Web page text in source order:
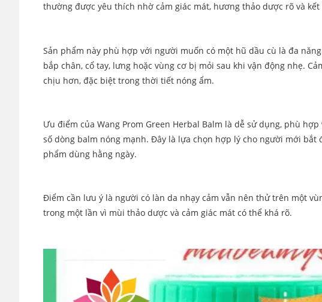
thường được yêu thích nhờ cảm giác mát, hương thảo dược rõ và kết
Sản phẩm này phù hợp với người muốn có một hũ dầu cù là đa
bắp chân, cổ tay, lưng hoặc vùng cơ bị mỏi sau khi vận động nhẹ.
chịu hơn, đặc biệt trong thời tiết nóng ẩm.
Ưu điểm của Wang Prom Green Herbal Balm là dễ sử dụng, phù
số dòng balm nóng mạnh. Đây là lựa chọn hợp lý cho người mới
phẩm dùng hằng ngày.
Điểm cần lưu ý là người có làn da nhạy cảm vẫn nên thử trên một
trong một lần vì mùi thảo dược và cảm giác mát có thể khá rõ.